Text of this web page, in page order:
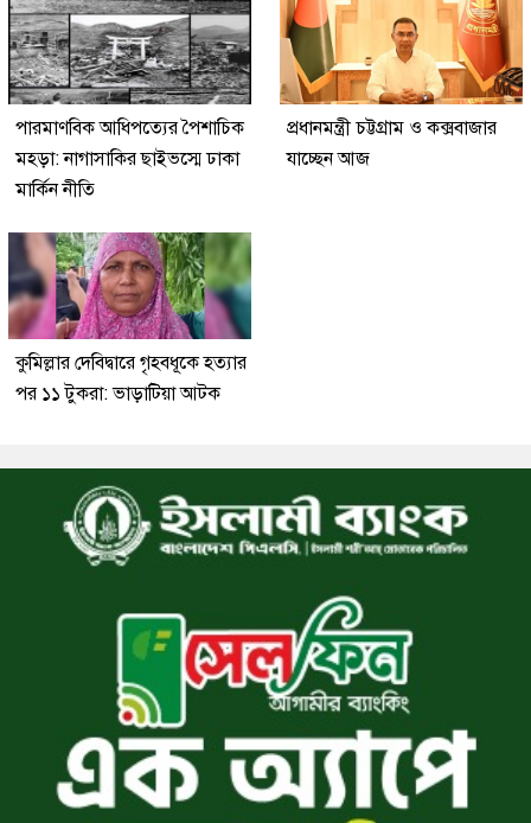
পারমাণবিক আধিপত্যের পৈশাচিক
মহড়া: নাগাসাকির ছাইভস্মে ঢাকা
মার্কিন নীতি
প্রধানমন্ত্রী চট্টগ্রাম ও কক্সবাজার
যাচ্ছেন আজ
কুমিল্লার দেবিদ্বারে গৃহবধূকে হত্যার
পর ১১ টুকরা: ভাড়াটিয়া আটক